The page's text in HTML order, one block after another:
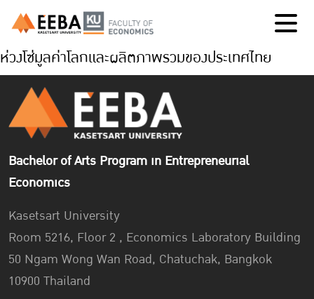
ห่วงโซ่มูลค่าโลกและผลิตภาพรวมของประเทศไทย
Bachelor of Arts Program in Entrepreneurial
Economics
Kasetsart University
Room 5216, Floor 2 , Economics Laboratory Building
50 Ngam Wong Wan Road, Chatuchak, Bangkok
10900 Thailand